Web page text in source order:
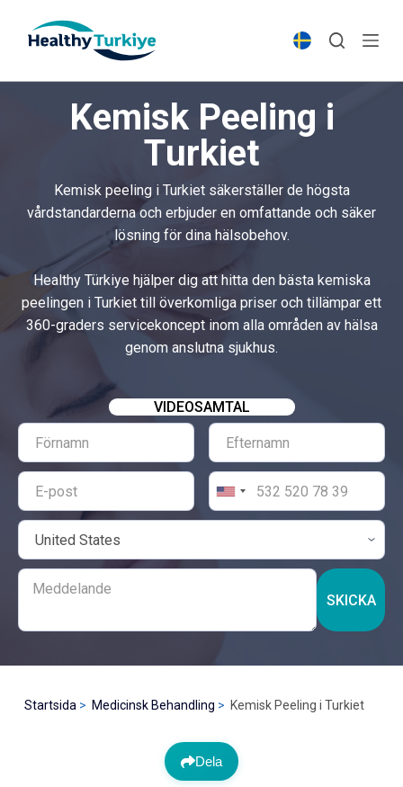
p
Kemisk Peeling i
Turkiet
Kemisk peeling i Turkiet säkerställer de högsta
vårdstandarderna och erbjuder en omfattande och säker
lösning för dina hälsobehov.
Healthy Türkiye hjälper dig att hitta den bästa kemiska
peelingen i Turkiet till överkomliga priser och tillämpar ett
360-graders servicekoncept inom alla områden av hälsa
genom anslutna sjukhus.
VIDEOSAMTAL
SKICKA
Startsida Medicinsk Behandling Kemisk Peeling i Turkiet
Dela